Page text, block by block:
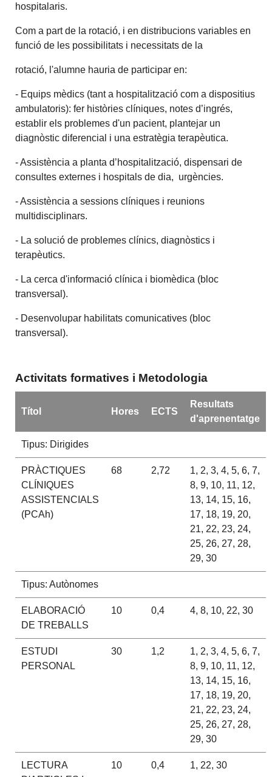
hospitalaris.
Com a part de la rotació, i en distribucions variables en
funció de les possibilitats i necessitats de la
rotació, l'alumne hauria de participar en:
- Equips mèdics (tant a hospitalització com a dispositius
ambulatoris): fer històries clíniques, notes d’ingrés,
establir els problemes d'un pacient, plantejar un
diagnòstic diferencial i una estratègia terapèutica.
- Assistència a planta d’hospitalització, dispensari de
consultes externes i hospitals de dia, urgències.
- Assistència a sessions clíniques i reunions
multidisciplinars.
- La solució de problemes clínics, diagnòstics i
terapèutics.
- La cerca d'informació clínica i biomèdica (bloc
transversal).
- Desenvolupar habilitats comunicatives (bloc
transversal).
Activitats formatives i Metodologia
Títol Hores ECTS
Resultats
d'aprenentatge
Tipus: Dirigides
PRÀCTIQUES
CLÍNIQUES
ASSISTENCIALS
(PCAh)
68 2,72
1, 2, 3, 4, 5, 6, 7,
8, 9, 10, 11, 12,
13, 14, 15, 16,
17, 18, 19, 20,
21, 22, 23, 24,
25, 26, 27, 28,
29, 30
Tipus: Autònomes
ELABORACIÓ
DE TREBALLS
10 0,4 4, 8, 10, 22, 30
ESTUDI
PERSONAL
30 1,2
1, 2, 3, 4, 5, 6, 7,
8, 9, 10, 11, 12,
13, 14, 15, 16,
17, 18, 19, 20,
21, 22, 23, 24,
25, 26, 27, 28,
29, 30
LECTURA
10 0,4 1, 22, 30